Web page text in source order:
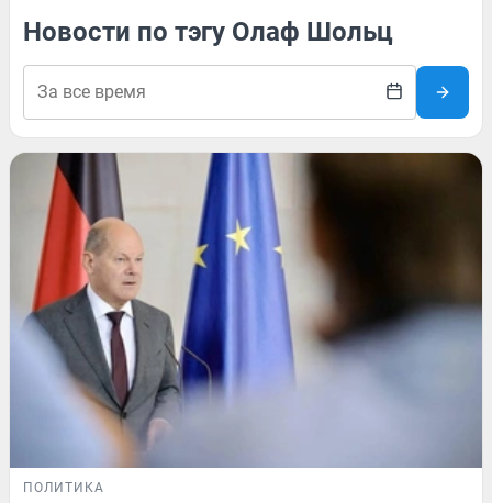
Новости по тэгу Олаф Шольц
ПОЛИТИКА